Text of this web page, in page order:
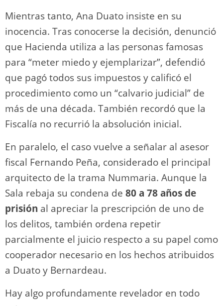
Mientras tanto, Ana Duato insiste en su
inocencia. Tras conocerse la decisión, denunció
que Hacienda utiliza a las personas famosas
para “meter miedo y ejemplarizar”, defendió
que pagó todos sus impuestos y calificó el
procedimiento como un “calvario judicial” de
más de una década. También recordó que la
Fiscalía no recurrió la absolución inicial.
En paralelo, el caso vuelve a señalar al asesor
fiscal Fernando Peña, considerado el principal
arquitecto de la trama Nummaria. Aunque la
Sala rebaja su condena de 80 a 78 años de
prisión al apreciar la prescripción de uno de
los delitos, también ordena repetir
parcialmente el juicio respecto a su papel como
cooperador necesario en los hechos atribuidos
a Duato y Bernardeau.
Hay algo profundamente revelador en todo